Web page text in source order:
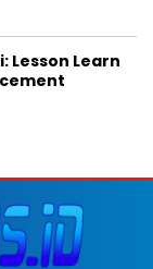
Lesson Learn